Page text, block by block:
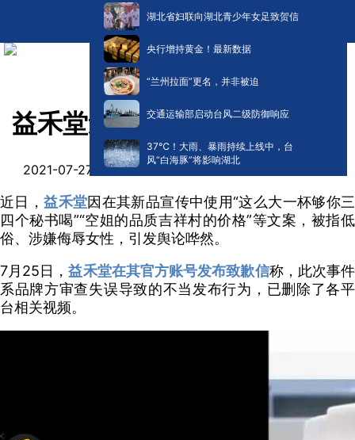
湖北省妇联向湖北青少年女足致贺信
央行增持黄金！最新数据
“兰州拉面”更名，并非被迫
交通运输部启动台风二级防御响应
​37℃！大雨、暴雨持续上线中，台
风“白海豚”将影响湖北
益禾堂道歉！
2021-07-27 11:04阅读:0
近日，益禾堂因在其新品宣传中使用“这么大一杯够你三
四个秘书喝”“空姐的品质吉祥村的价格”等文案，被指低
俗、涉嫌侮辱女性，引发舆论哗然。
7月25日，益禾堂在其官方账号发布致歉信称，此次事件
系品牌方审查失误导致的不当发布行为，已删除了各平
台相关视频。